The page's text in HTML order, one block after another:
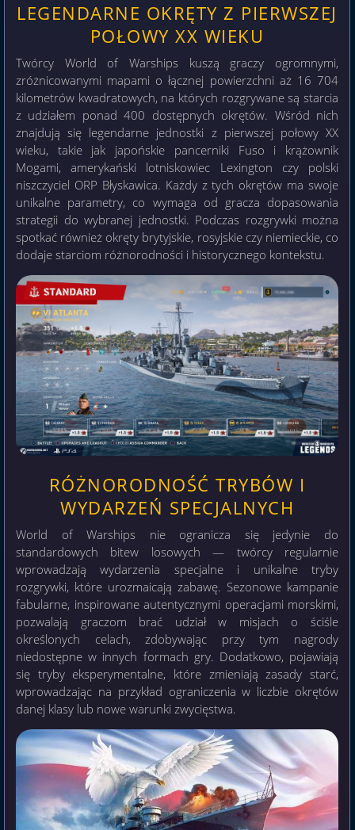
LEGENDARNE OKRĘTY Z PIERWSZEJ
POŁOWY XX WIEKU
Twórcy World of Warships kuszą graczy ogromnymi,
zróżnicowanymi mapami o łącznej powierzchni aż 16 704
kilometrów kwadratowych, na których rozgrywane są starcia
z udziałem ponad 400 dostępnych okrętów. Wśród nich
znajdują się legendarne jednostki z pierwszej połowy XX
wieku, takie jak japońskie pancerniki Fuso i krążownik
Mogami, amerykański lotniskowiec Lexington czy polski
niszczyciel ORP Błyskawica. Każdy z tych okrętów ma swoje
unikalne parametry, co wymaga od gracza dopasowania
strategii do wybranej jednostki. Podczas rozgrywki można
spotkać również okręty brytyjskie, rosyjskie czy niemieckie, co
dodaje starciom różnorodności i historycznego kontekstu.
RÓŻNORODNOŚĆ TRYBÓW I
WYDARZEŃ SPECJALNYCH
World of Warships nie ogranicza się jedynie do
standardowych bitew losowych — twórcy regularnie
wprowadzają wydarzenia specjalne i unikalne tryby
rozgrywki, które urozmaicają zabawę. Sezonowe kampanie
fabularne, inspirowane autentycznymi operacjami morskimi,
pozwalają graczom brać udział w misjach o ściśle
określonych celach, zdobywając przy tym nagrody
niedostępne w innych formach gry. Dodatkowo, pojawiają
się tryby eksperymentalne, które zmieniają zasady starć,
wprowadzając na przykład ograniczenia w liczbie okrętów
danej klasy lub nowe warunki zwycięstwa.